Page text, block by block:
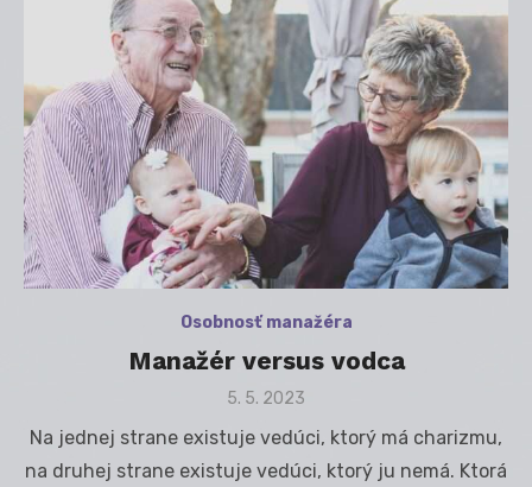
Osobnosť manažéra
Manažér versus vodca
Posted
5. 5. 2023
Na jednej strane existuje vedúci, ktorý má charizmu,
na druhej strane existuje vedúci, ktorý ju nemá. Ktorá